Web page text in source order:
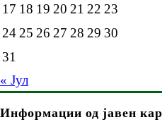
17 18 19 20 21 22 23
24 25 26 27 28 29 30
31
« Јул
Информации од јавен